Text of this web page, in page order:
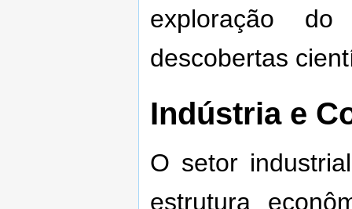
exploração
descobertas
Indústria e
O setor
estrutura